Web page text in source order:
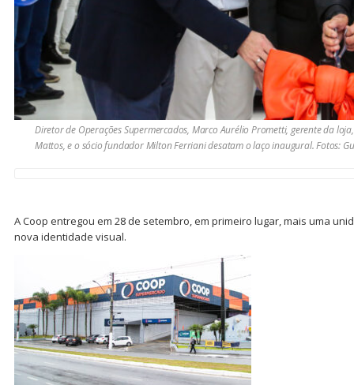
Diretor de Operações Supermercados, Marco Aurélio Prometti, gerente da
Mattos, e o sócio fundador Milton Ferriani desatam o laço inaugural. Fotos:
A Coop entregou em 28 de setembro, em primeiro lugar, mais uma
nova identidade visual.